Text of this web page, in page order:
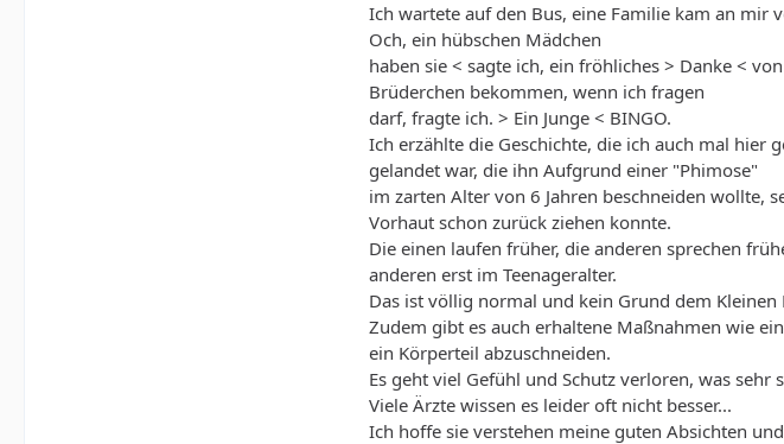
Ich wartete auf den Bus, eine Familie kam an
Och, ein hübschen Mädchen
haben sie < sagte ich, ein fröhliches > Danke <
Brüderchen bekommen, wenn ich fragen
darf, fragte ich. > Ein Junge < BINGO.
Ich erzählte die Geschichte, die ich auch mal
gelandet war, die ihn Aufgrund einer "Phimose"
im zarten Alter von 6 Jahren beschneiden wollte,
Vorhaut schon zurück ziehen konnte.
Die einen laufen früher, die anderen sprechen
anderen erst im Teenageralter.
Das ist völlig normal und kein Grund dem Kleinen
Zudem gibt es auch erhaltene Maßnahmen wie
ein Körperteil abzuschneiden.
Es geht viel Gefühl und Schutz verloren, was
Viele Ärzte wissen es leider oft nicht besser...
Ich hoffe sie verstehen meine guten Absichten